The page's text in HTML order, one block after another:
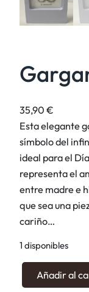
35,90 €
Esta elegante
símbolo del
ideal para el
representa el
entre madre e
que sea una
cariño…
1 disponibles
a
Añadir al